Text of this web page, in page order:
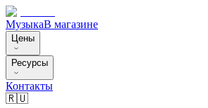
МузыкаВ магазине
Цены
Ресурсы
Контакты
🇷🇺